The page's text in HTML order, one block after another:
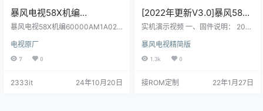
暴风电视58X机编
60000AM1A02主程序
屏 V580DJ4-QE1原厂程序U
盘数据刷机包
暴风电视58X机编60000AM1A02
配屏 V580DJ4-QE1原厂程序U盘数
据刷机包
电视原厂
7 0
2333it 24年10月20日
[2022年更新V3.0]暴风58X
电视60000AM1A02-精简桌
固件升级包
实机演示视频 一、固件说明： 2022
修复MSD系列的开机提示初始化 副
更新： 1，当贝桌面回退旧版本，可
上网后才会自启应用** 3，ROOT权
暴风电视精简版
1.3k 0
接ROM定制 22年1月27日